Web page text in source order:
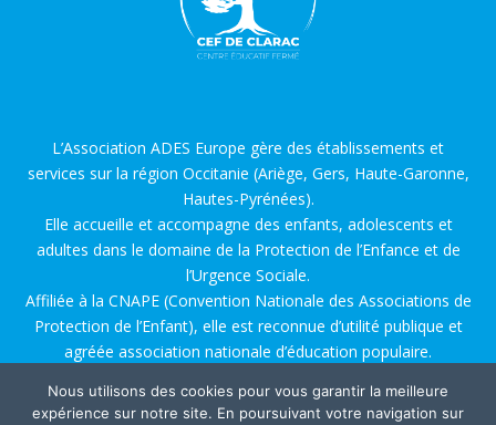
L’Association ADES Europe gère des établissements et
services sur la région Occitanie (Ariège, Gers, Haute-Garonne,
Hautes-Pyrénées).
Elle accueille et accompagne des enfants, adolescents et
adultes dans le domaine de la Protection de l’Enfance et de
l’Urgence Sociale.
Affiliée à la CNAPE (Convention Nationale des Associations de
Protection de l’Enfant), elle est reconnue d’utilité publique et
agréée association nationale d’éducation populaire.
Conception Web parIOLYN Project.Mentions Légales.
Nous utilisons des cookies pour vous garantir la meilleure
expérience sur notre site. En poursuivant votre navigation sur